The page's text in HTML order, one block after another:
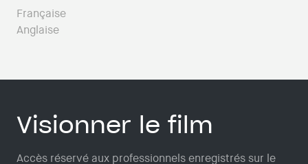
Française
Anglaise
Visionner le film
Accès réservé aux professionnels enregistrés sur le